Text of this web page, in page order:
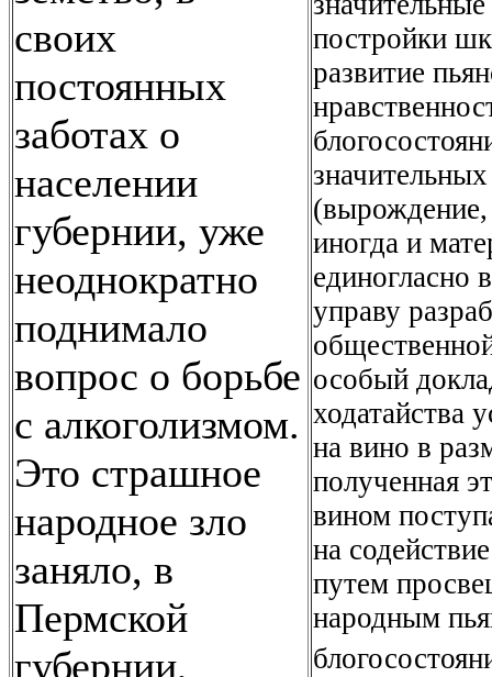
своих
постоянных
заботах о
населении
губернии, уже
неоднократно
поднимало
вопрос о борьбе
с алкоголизмом.
Это страшное
народное зло
заняло, в
Пермской
губернии,
постройки
развитие
(вырождение,
иногда и
единогласно
управу
особый
ходатайства
на вино в
полученная
вином
на
путем
народным